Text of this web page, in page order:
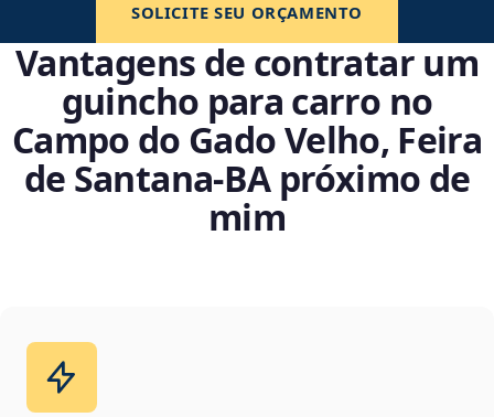
SOLICITE SEU ORÇAMENTO
Vantagens de contratar um
guincho para carro no
Campo do Gado Velho, Feira
de Santana‑BA próximo de
mim